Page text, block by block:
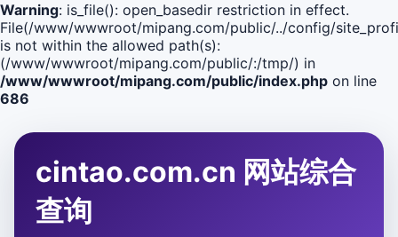
Warning: is_file(): open_basedir restriction in effect.
File(/www/wwwroot/mipang.com/public/../config/
is not within the allowed path(s):
(/www/wwwroot/mipang.com/public/:/tmp/) in
/www/wwwroot/mipang.com/public/index.php on line
686
cintao.com.cn 网站综合
查询